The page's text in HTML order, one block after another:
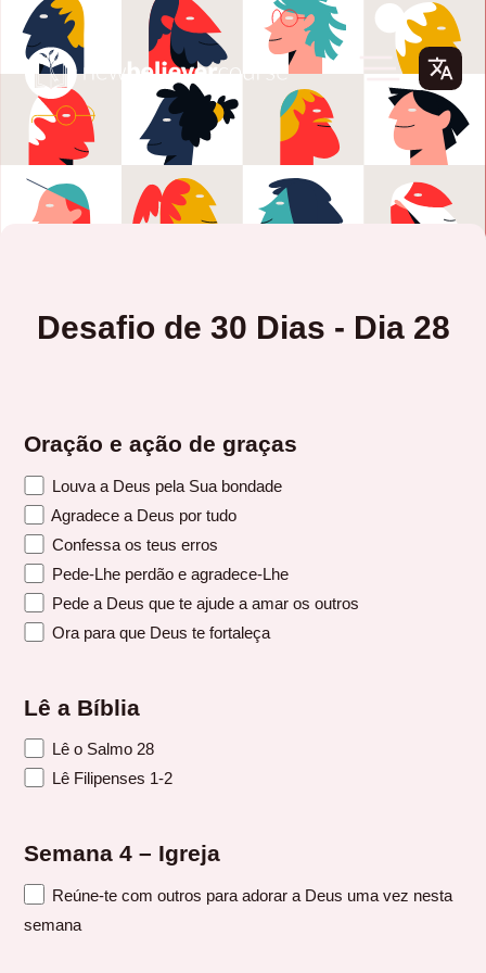
Desafio de 30 Dias - Dia 28
Oração e ação de graças
Louva a Deus pela Sua bondade
Agradece a Deus por tudo
Confessa os teus erros
Pede-Lhe perdão e agradece-Lhe
Pede a Deus que te ajude a amar os outros
Ora para que Deus te fortaleça
Lê a Bíblia
Lê o Salmo 28
Lê Filipenses 1-2
Semana 4 – Igreja
Reúne-te com outros para adorar a Deus uma vez nesta
semana